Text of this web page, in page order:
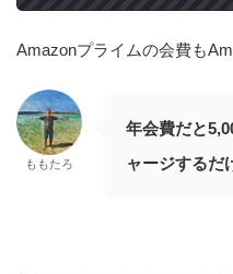
Amazonプライムの会費も
ももたろ
年会費だと
ャージするだ